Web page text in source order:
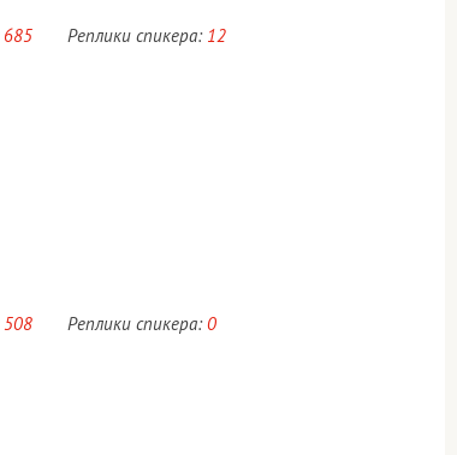
685 Реплики спикера: 12
508 Реплики спикера: 0